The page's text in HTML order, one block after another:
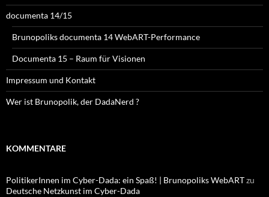
documenta 14/15
Brunopoliks documenta 14 WebART-Performance
Documenta 15 – Raum für Visionen
Impressum und Kontakt
Wer ist Brunopolik, der DadaNerd ?
KOMMENTARE
PolitikerInnen im Cyber-Dada: ein Spaß! | Brunopoliks WebARTzu
Deutsche Netzkunst im Cyber-Dada